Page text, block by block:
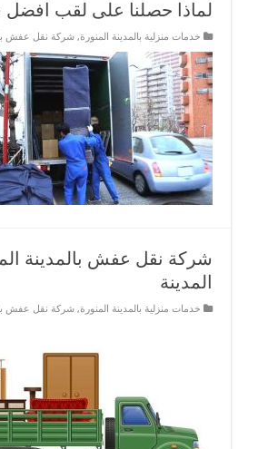
لماذا حصلنا على لقب افضل
خدمات منزلية بالمدينة المنورة,شركة نقل عفش
شركة نقل عفش بالمدينة
المدينة
خدمات منزلية بالمدينة المنورة,شركة نقل عفش